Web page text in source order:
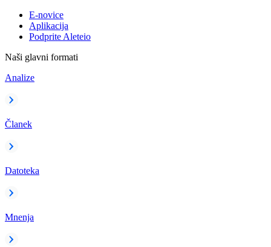
E-novice
Aplikacija
Podprite Aleteio
Naši glavni formati
Analize
Članek
Datoteka
Mnenja